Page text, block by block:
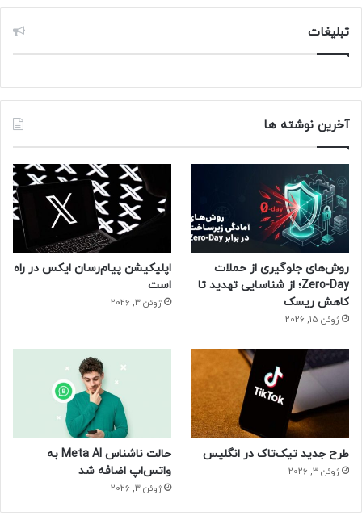
تبلیغات
آخرین نوشته ها
روش‌های جلوگیری از حملات
Zero-Day؛ از شناسایی تهدید تا
کاهش ریسک
ژوئن 15, 2026
اپلیکیشن پیام‌رسان ایکس در راه
است
ژوئن 3, 2026
طرح جدید تیک‌تاک در انگلیس
ژوئن 3, 2026
حالت ناشناس Meta AI به
واتس‌اپ اضافه شد
ژوئن 3, 2026